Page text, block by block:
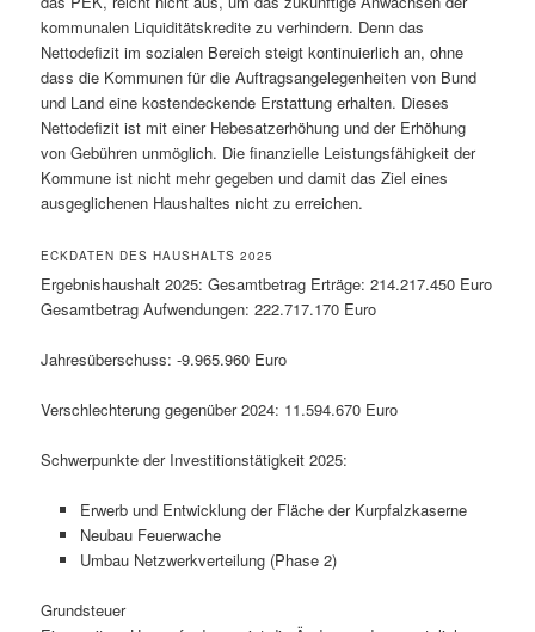
kommunalen Liquiditätskredite zu verhindern. Denn das
Nettodefizit im sozialen Bereich steigt kontinuierlich an, ohne
dass die Kommunen für die Auftragsangelegenheiten von Bund
und Land eine kostendeckende Erstattung erhalten. Dieses
Nettodefizit ist mit einer Hebesatzerhöhung und der Erhöhung
von Gebühren unmöglich. Die finanzielle Leistungsfähigkeit der
Kommune ist nicht mehr gegeben und damit das Ziel eines
ausgeglichenen Haushaltes nicht zu erreichen.
ECKDATEN DES HAUSHALTS 2025
Ergebnishaushalt 2025: Gesamtbetrag Erträge: 214.217.450 Euro
Gesamtbetrag Aufwendungen: 222.717.170 Euro
Jahresüberschuss: -9.965.960 Euro
Verschlechterung gegenüber 2024: 11.594.670 Euro
Schwerpunkte der Investitionstätigkeit 2025:
Erwerb und Entwicklung der Fläche der Kurpfalzkaserne
Neubau Feuerwache
Umbau Netzwerkverteilung (Phase 2)
Grundsteuer